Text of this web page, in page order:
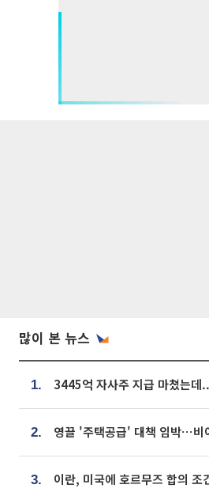
많이 본 뉴스
1.
2.
3.